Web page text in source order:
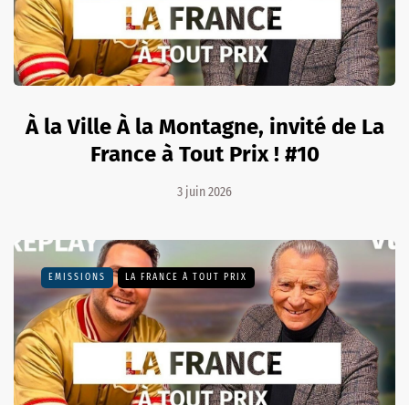
À la Ville À la Montagne, invité de La
France à Tout Prix ! #10
3 juin 2026
EMISSIONS LA FRANCE À TOUT PRIX